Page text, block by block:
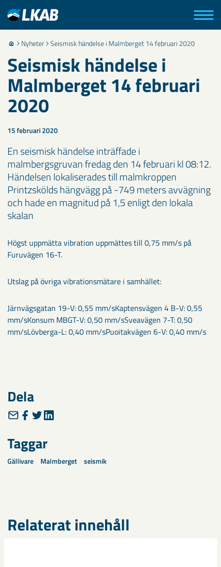
Nyheter Seismisk händelse i Malmberget 14 februari 2020
Seismisk händelse i
Malmberget 14 februari
2020
15 februari 2020
En seismisk händelse inträffade i
malmbergsgruvan fredag den 14 februari kl 08:12.
Händelsen lokaliserades till malmkroppen
Printzskölds hängvägg på -749 meters avvägning
och hade en magnitud på 1,5 enligt den lokala
skalan
Högst uppmätta vibration uppmättes till 0,75 mm/s på
Furuvägen 16-T.
Utslag på övriga vibrationsmätare i samhället:
Järnvägsgatan 19-V: 0,55 mm/sKaptensvägen 4 B-V: 0,55
mm/sKonsum MBGT-V: 0,50 mm/sSveavägen 7-T: 0,50
mm/sLövberga-L: 0,40 mm/sPuoitakvägen 6-V: 0,40 mm/s
Dela
Taggar
Gällivare Malmberget seismik
Relaterat innehåll